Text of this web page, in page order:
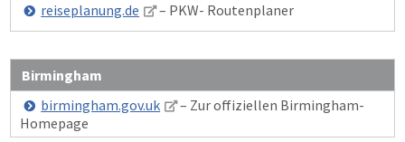
reiseplanung.de – PKW- Routenplaner
Birmingham
birmingham.gov.uk
– Zur offiziellen Birmingham-
Homepage